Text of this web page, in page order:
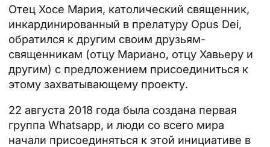
Отец Хосе Мария, католический священник,
инкардинированный в прелатуру Opus Dei,
обратился к другим своим друзьям-
священникам (отцу Мариано, отцу Хавьеру и
другим) с предложением присоединиться к
этому захватывающему проекту.
22 августа 2018 года была создана первая
группа Whatsapp, и люди со всего мира
начали присоединяться к этой инициативе в